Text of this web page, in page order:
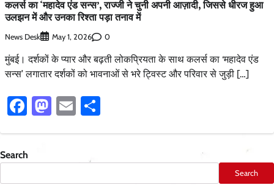
कलर्स का ‘महादेव एंड सन्स’, राज्जी ने चुनी अपनी आज़ादी, जिससे धीरज हुआ
उलझन में और उनका रिश्ता पड़ा तनाव में
News Desk May 1, 2026 0
मुंबई। दर्शकों के प्यार और बढ़ती लोकप्रियता के साथ कलर्स का ‘महादेव एंड
सन्स’ लगातार दर्शकों को भावनाओं से भरे ट्विस्ट और परिवार से जुड़ी […]
Facebook
Mastodon
Email
Search
Search